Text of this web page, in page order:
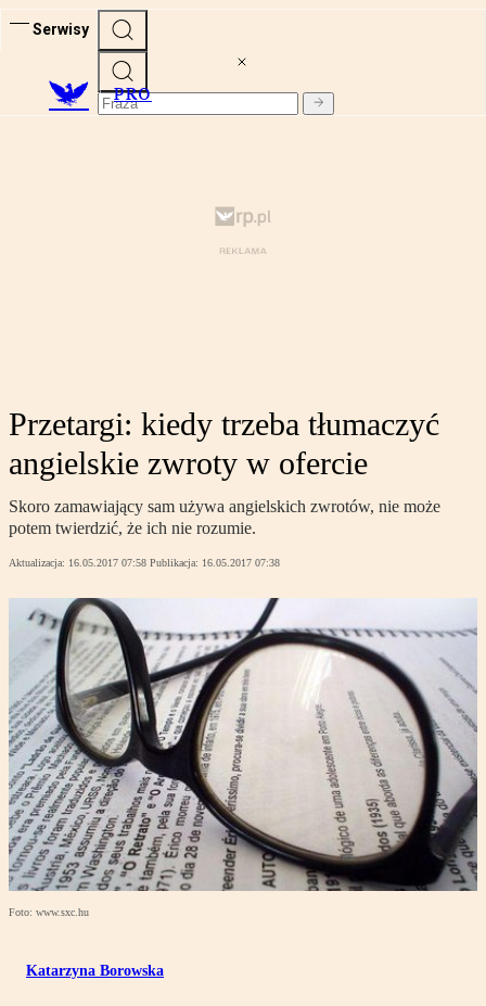
Serwisy
PRO
Przetargi: kiedy trzeba tłumaczyć
angielskie zwroty w ofercie
Skoro zamawiający sam używa angielskich zwrotów, nie może
potem twierdzić, że ich nie rozumie.
Aktualizacja: 16.05.2017 07:58 Publikacja: 16.05.2017 07:38
Foto: www.sxc.hu
Katarzyna Borowska